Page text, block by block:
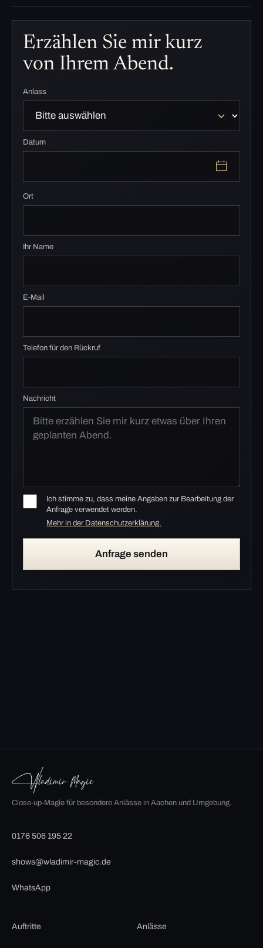
Erzählen Sie mir kurz
von Ihrem Abend.
Anlass
Datum
Ort
Ihr Name
E-Mail
Telefon für den Rückruf
Nachricht
Ich stimme zu, dass meine Angaben zur Bearbeitung der
Anfrage verwendet werden.
Mehr in der Datenschutzerklärung.
Anfrage senden
Close-up-Magie für besondere Anlässe in Aachen und Umgebung.
0176 506 195 22
shows@wladimir-magic.de
WhatsApp
Auftritte Anlässe